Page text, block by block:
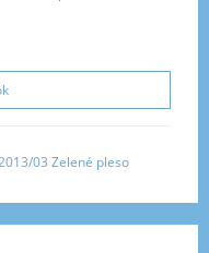
03 Zelené pleso